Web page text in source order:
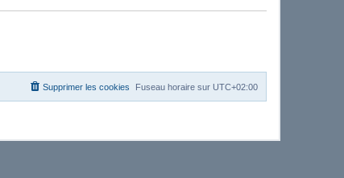
Fuseau horaire sur UTC+02:00
Supprimer les cookies